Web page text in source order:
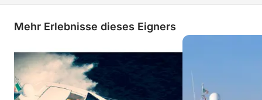
Mehr Erlebnisse dieses Eigners